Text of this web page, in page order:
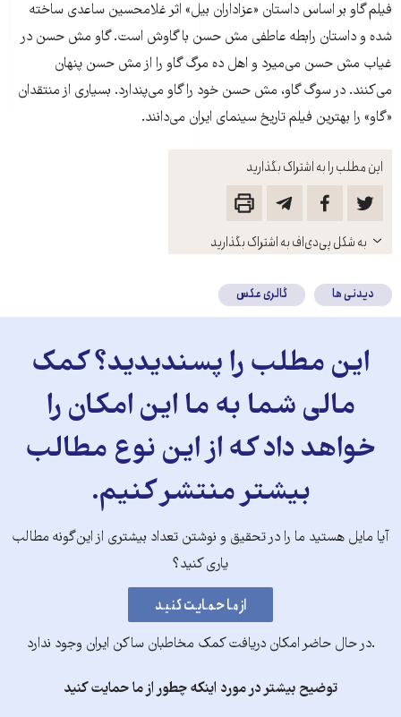
این مطلب را به اشتراک بگذارید
باز
کنید
به شکل پی‌دی‌اف به اشتراک بگذارید
فیلم گاو بر اساس داستان «عزاداران بیل» اثر غلامحسین ساعدی ساخته
شده و داستان رابطه عاطفی مش حسن با گاوش است. گاو مش حسن در
غیاب مش حسن می‌میرد و اهل ده مرگ گاو را از مش حسن پنهان
می‌کنند. در سوگ گاو، مش حسن خود را گاو می‌پندارد. بسیاری از منتقدان
«گاو» را بهترین فیلم تاریخ سینمای ایران می‌دانند.
دیدنی ها گالری عکس
این مطلب را پسندیدید؟ کمک
مالی شما به ما این امکان را
خواهد داد که از این نوع مطالب
بیشتر منتشر کنیم.
آیا مایل هستید ما را در تحقیق و نوشتن تعداد بیشتری از این‌گونه مطالب
یاری کنید؟
.در حال حاضر امکان دریافت کمک مخاطبان ساکن ایران وجود ندارد
توضیح بیشتر در مورد اینکه چطور از ما حمایت کنید